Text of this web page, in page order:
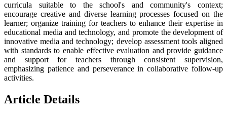
curricula suitable to the school's and community's context;
encourage creative and diverse learning processes focused on the
learner; organize training for teachers to enhance their expertise in
educational media and technology, and promote the development of
innovative media and technology; develop assessment tools aligned
with standards to enable effective evaluation and provide guidance
and support for teachers through consistent supervision,
emphasizing patience and perseverance in collaborative follow-up
activities.
Article Details